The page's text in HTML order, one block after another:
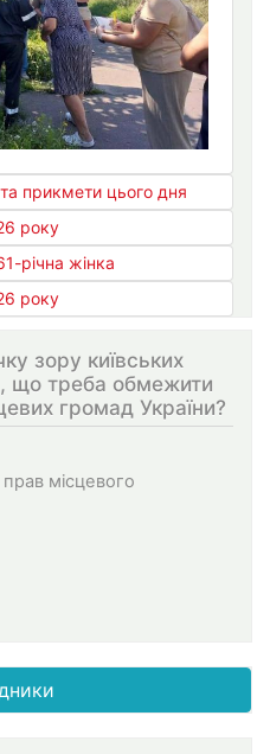
прикмети цього дня
року
річна жінка
року
зору київських
що треба обмежити
громад України?
місцевого